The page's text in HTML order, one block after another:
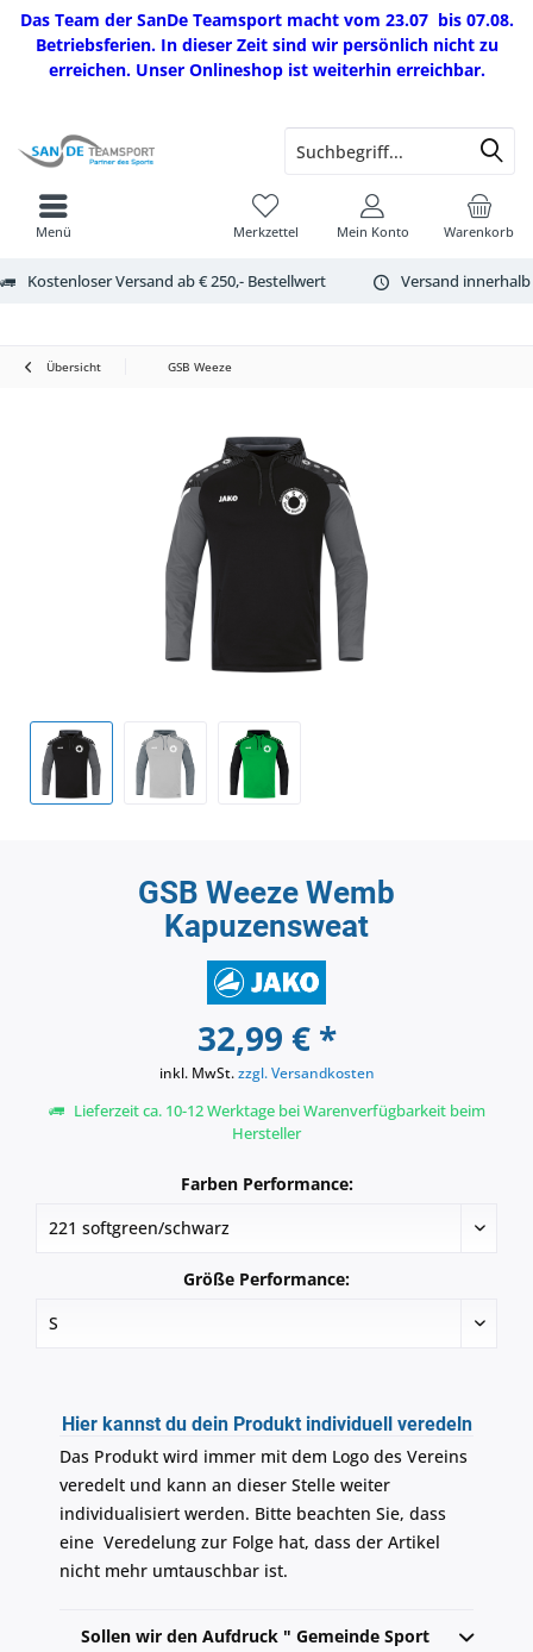
Das Team der SanDe Teamsport macht vom 23.07 bis 07.08.
Betriebsferien. In dieser Zeit sind wir persönlich nicht zu
erreichen. Unser Onlineshop ist weiterhin erreichbar.
Kostenloser Versand ab € 250,- Bestellwert Versand
Warenkorb
Merkzettel Mein Konto
Menü
Übersicht GSB Weeze
GSB Weeze Wemb
Kapuzensweat
32,99 € *
inkl. MwSt.zzgl. Versandkosten
Lieferzeit ca. 10-12 Werktage bei Warenverfügbarkeit beim
Hersteller
Farben Performance:
Größe Performance:
Hier kannst du dein Produkt individuell veredeln
Das Produkt wird immer mit dem Logo des Vereins
veredelt und kann an dieser Stelle weiter
individualisiert werden. Bitte beachten Sie, dass
eine Veredelung zur Folge hat, dass der Artikel
nicht mehr umtauschbar ist.
Sollen wir den Aufdruck " Gemeinde Sport